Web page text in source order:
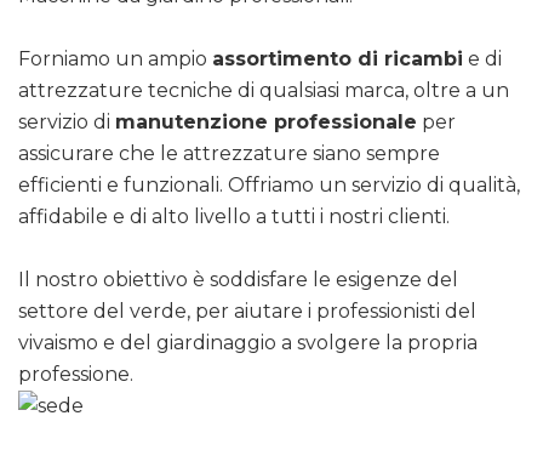
Forniamo un ampio assortimento di ricambi e di
attrezzature tecniche di qualsiasi marca, oltre a un
servizio di manutenzione professionale per
assicurare che le attrezzature siano sempre
efficienti e funzionali. Offriamo un servizio di qualità,
affidabile e di alto livello a tutti i nostri clienti.
Il nostro obiettivo è soddisfare le esigenze del
settore del verde, per aiutare i professionisti del
vivaismo e del giardinaggio a svolgere la propria
professione.